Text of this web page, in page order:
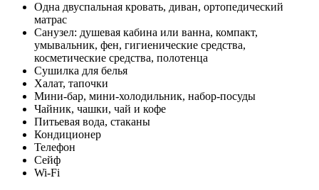
Одна двуспальная кровать, диван, ортопедический
матрас
Санузел: душевая кабина или ванна, компакт,
умывальник, фен, гигиенические средства,
косметические средства, полотенца
Сушилка для белья
Халат, тапочки
Мини-бар, мини-холодильник, набор-посуды
Чайник, чашки, чай и кофе
Питьевая вода, стаканы
Кондиционер
Телефон
Сейф
Wi-Fi